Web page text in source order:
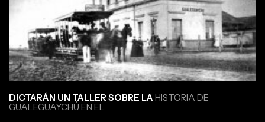
DICTARÁN UN TALLER SOBRE LA HISTORIA DE
GUALEGUAYCHÚ EN EL